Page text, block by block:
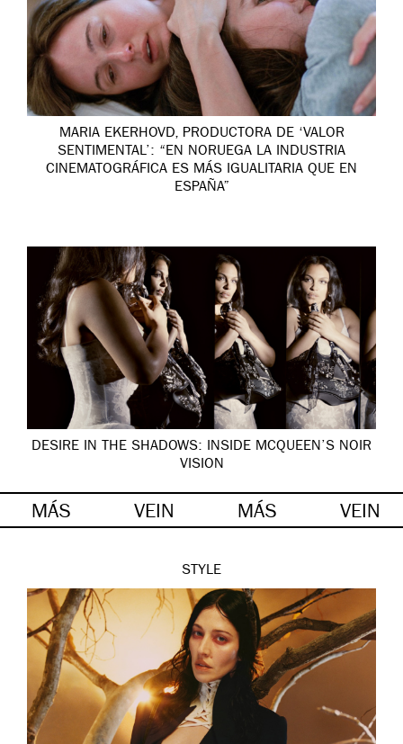
MARIA EKERHOVD, PRODUCTORA DE ‘VALOR
SENTIMENTAL’: “EN NORUEGA LA INDUSTRIA
CINEMATOGRÁFICA ES MÁS IGUALITARIA QUE EN
ESPAÑA”
DESIRE IN THE SHADOWS: INSIDE MCQUEEN’S NOIR
VISION
MÁS VEIN MÁS VEIN
STYLE